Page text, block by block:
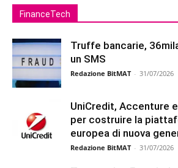
FinanceTech
Truffe bancarie,
un SMS
Redazione BitMAT - 31/07/2026
UniCredit, Accenture
per costruire la
europea di nuova
Redazione BitMAT - 31/07/2026